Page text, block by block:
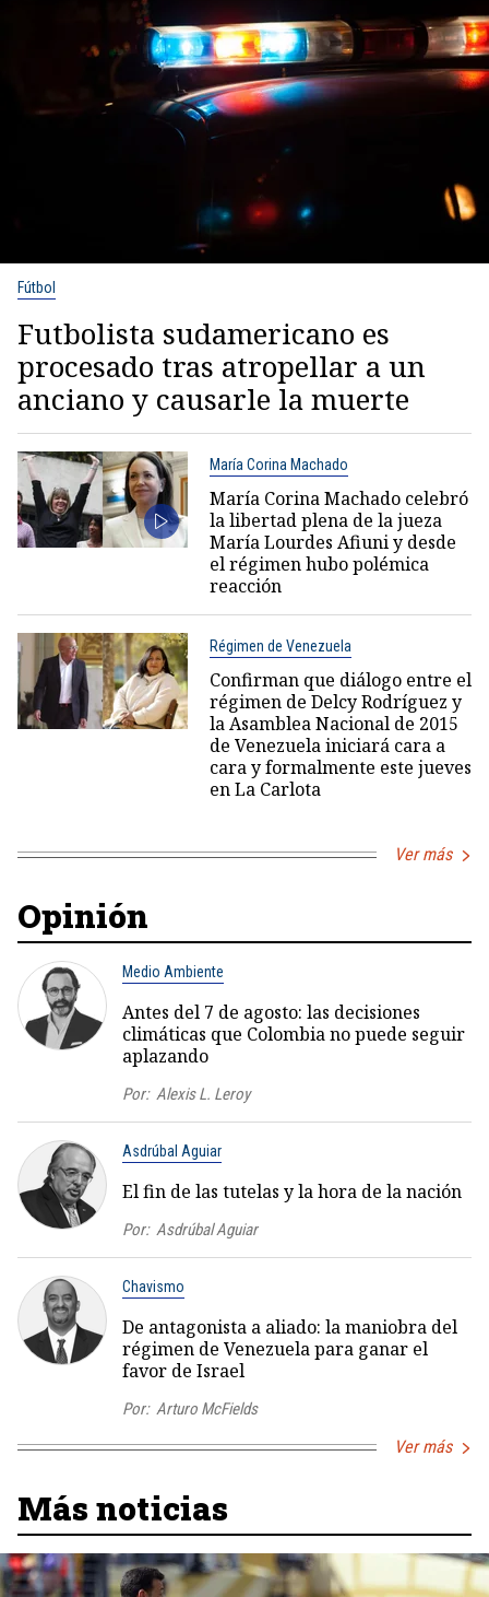
Fútbol
Futbolista sudamericano es
procesado tras atropellar a un
anciano y causarle la muerte
María Corina Machado
María Corina Machado celebró
la libertad plena de la jueza
María Lourdes Afiuni y desde
el régimen hubo polémica
reacción
Régimen de Venezuela
Confirman que diálogo entre el
régimen de Delcy Rodríguez y
la Asamblea Nacional de 2015
de Venezuela iniciará cara a
cara y formalmente este jueves
en La Carlota
Ver más
Opinión
Medio Ambiente
Antes del 7 de agosto: las decisiones
climáticas que Colombia no puede seguir
aplazando
Por: Alexis L. Leroy
Asdrúbal Aguiar
El fin de las tutelas y la hora de la nación
Por: Asdrúbal Aguiar
Chavismo
De antagonista a aliado: la maniobra del
régimen de Venezuela para ganar el
favor de Israel
Por: Arturo McFields
Ver más
Más noticias